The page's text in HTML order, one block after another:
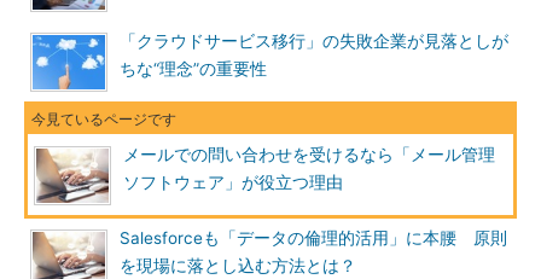
「クラウドサービス移行」の失敗企業が見落としが
ちな“理念”の重要性
メールでの問い合わせを受けるなら「メール管理
ソフトウェア」が役立つ理由
Salesforceも「データの倫理的活用」に本腰 原則
を現場に落とし込む方法とは？